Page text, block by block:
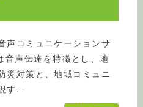
声コミュニケーションサ
声伝達を特徴とし、地
災対策と、地域コミュニ
す...